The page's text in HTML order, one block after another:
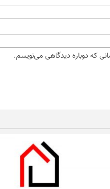
که دوباره دیدگاهی می‌نویسم.